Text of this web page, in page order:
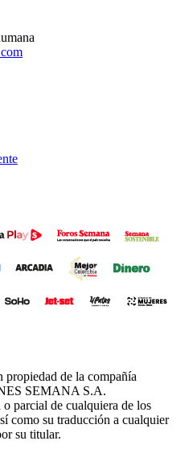
propiedad de la compañía
SEMANA S.A.
parcial de cualquiera de los
como su traducción a cualquier
su titular.